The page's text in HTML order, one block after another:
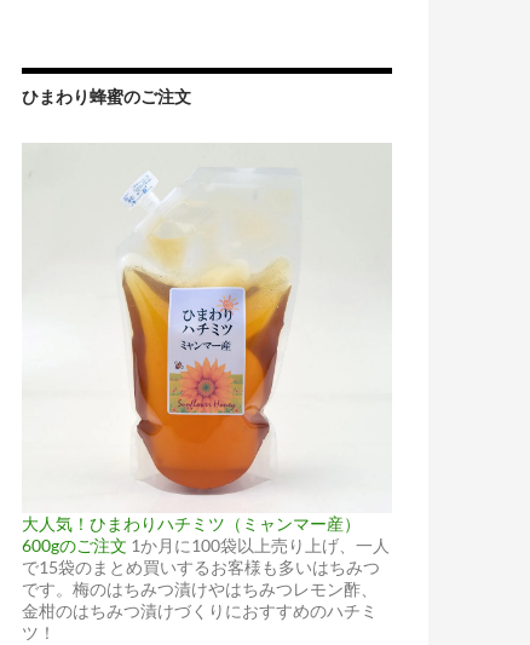
ひまわり蜂蜜のご注文
大人気！ひまわりハチミツ（ミャンマー産）
600gのご注文 1か月に100袋以上売り上げ、一人
で15袋のまとめ買いするお客様も多いはちみつ
です。梅のはちみつ漬けやはちみつレモン酢、
金柑のはちみつ漬けづくりにおすすめのハチミ
ツ！